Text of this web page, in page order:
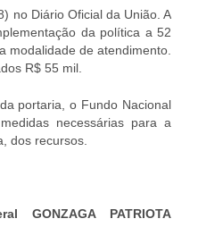
no Diário Oficial da União. A
da política a 52
modalidade de atendimento.
R$ 55 mil.
portaria, o Fundo Nacional
necessárias para a
dos recursos.
GONZAGA PATRIOTA